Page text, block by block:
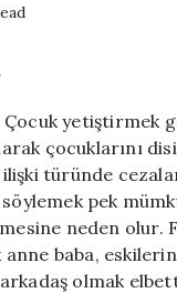
Çocuk
çocuklarını
türünde
pek
neden
baba,
olmak